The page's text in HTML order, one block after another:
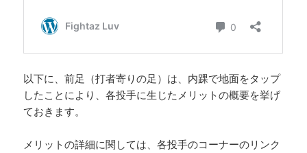
以下に、前足（打者寄りの足）は、内踝で地面をタップ
したことにより、各投手に生じたメリットの概要を挙げ
ておきます。
メリットの詳細に関しては、各投手のコーナーのリンク